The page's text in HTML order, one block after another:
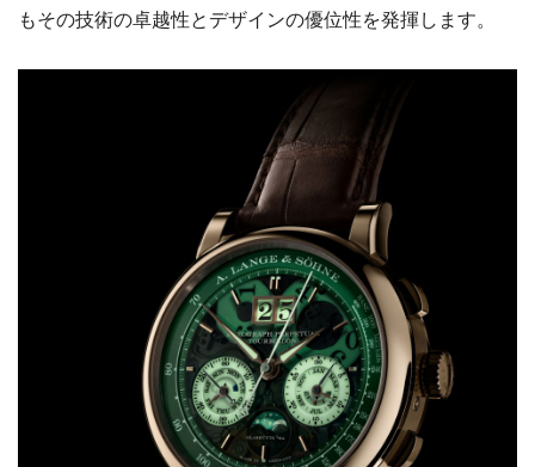
もその技術の卓越性とデザインの優位性を発揮します。